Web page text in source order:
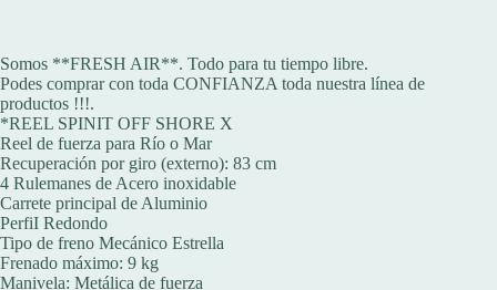
Somos **FRESH AIR**. Todo para tu tiempo libre.
Podes comprar con toda CONFIANZA toda nuestra línea de
productos !!!.
*REEL SPINIT OFF SHORE X
Reel de fuerza para Río o Mar
Recuperación por giro (externo): 83 cm
4 Rulemanes de Acero inoxidable
Carrete principal de Aluminio
PerfiI Redondo
Tipo de freno Mecánico Estrella
Frenado máximo: 9 kg
Manivela: Metálica de fuerza